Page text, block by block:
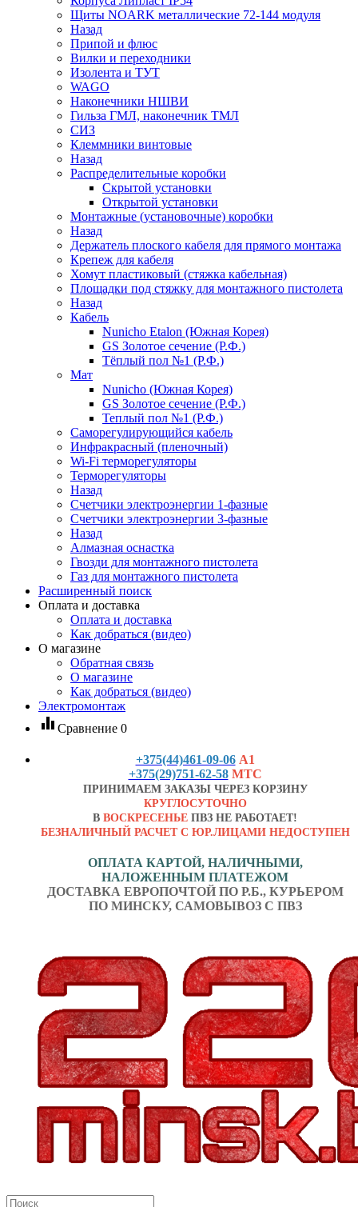
Щиты NOARK металлические 72-144 модуля
Назад
Припой и флюс
Вилки и переходники
Изолента и ТУТ
WAGO
Наконечники НШВИ
Гильза ГМЛ, наконечник ТМЛ
СИЗ
Клеммники винтовые
Назад
Распределительные коробки
Скрытой установки
Открытой установки
Монтажные (установочные) коробки
Назад
Держатель плоского кабеля для прямого монтажа
Крепеж для кабеля
Хомут пластиковый (стяжка кабельная)
Площадки под стяжку для монтажного пистолета
Назад
Кабель
Nunicho Etalon (Южная Корея)
GS Золотое сечение (Р.Ф.)
Тёплый пол №1 (Р.Ф.)
Мат
Nunicho (Южная Корея)
GS Золотое сечение (Р.Ф.)
Теплый пол №1 (Р.Ф.)
Саморегулирующийся кабель
Инфракрасный (пленочный)
Wi-Fi терморегуляторы
Терморегуляторы
Назад
Счетчики электроэнергии 1-фазные
Счетчики электроэнергии 3-фазные
Назад
Алмазная оснастка
Гвозди для монтажного пистолета
Газ для монтажного пистолета
Расширенный поиск
Оплата и доставка
Оплата и доставка
Как добраться (видео)
О магазине
Обратная связь
О магазине
Как добраться (видео)
Электромонтаж
equalizer Сравнение 0
+375(44)461-09-06 А1
+375(29)751-62-58 МТС
ПРИНИМАЕМ ЗАКАЗЫ ЧЕРЕЗ КОРЗИНУ
КРУГЛОСУТОЧНО
В ВОСКРЕСЕНЬЕ ПВЗ НЕ РАБОТАЕТ!
БЕЗНАЛИЧНЫЙ РАСЧЕТ С ЮР.ЛИЦАМИ НЕДОСТУПЕН
ОПЛАТА КАРТОЙ, НАЛИЧНЫМИ,
НАЛОЖЕННЫМ ПЛАТЕЖОМ
ДОСТАВКА ЕВРОПОЧТОЙ ПО Р.Б., КУРЬЕРОМ
ПО МИНСКУ, САМОВЫВОЗ С ПВЗ